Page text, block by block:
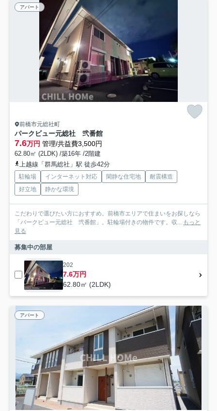
アパート
前橋市元総社町
パークビュー元総社 弐番館
7.6万円 管理/共益費3,500円
62.80㎡ (2LDK) /築16年 /2階建
上越線「群馬総社」駅 徒歩42分
駐輪場 インターネット対応 閑静な住宅地
耐震構造
好立地
静かな環境
こだわりで選びたい方におすすめ。前橋市エリアで住まいをお探しなら
「パークビュー元総社 弐番館」。駐輪場付きの物件です。収...
もっと
見る
募集中の部屋
202
7.6万円
62.80㎡ (2LDK)
アパート